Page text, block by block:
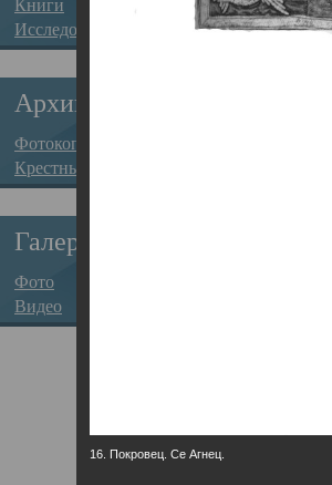
Исследования
Архив
Фотокопии дел
Крестные ходы
Галерея
Фото
Видео
16. Покровец. Се Агнец.